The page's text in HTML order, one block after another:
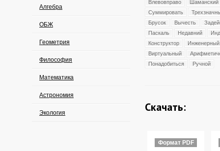
Алгебра
ОБЖ
Геометрия
Философия
Математика
Астрономия
Экология
Влевовправо
Шаманский
Суммировать
Брусок
Вычесть
Паскаль
Недавний
Конструктор
Инженерный
Виртуальный
Понадобиться
Ручной
Скачать:
Формат PDF